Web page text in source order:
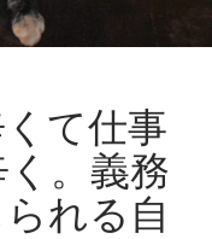
て仕事
。義務
れる自